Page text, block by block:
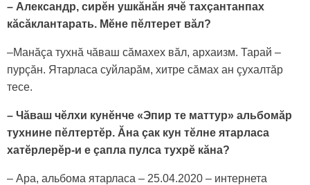
– Александр, сирӗн ушкăнăн ячӗ тахçантанпах
кăсăклантарать. Мӗне пӗлтерет вăл?
–Манăçа тухнă чăваш сăмахех вăл, архаизм. Тарай –
пурçăн. Ятарласа суйларăм, хитре сăмах ан çухалтăр
тесе.
– Чăваш чӗлхи кунӗнче «Эпир те маттур» альбомăр
тухнине пӗлтертӗр. Ăна çак кун тӗлне ятарласа
хатӗрлерӗр-и е çапла пулса тухрӗ кăна?
– Ара, альбома ятарласа – 25.04.2020 – интернета